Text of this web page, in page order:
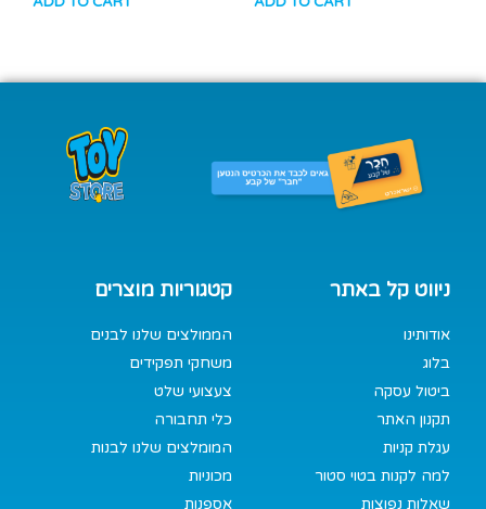
קטגוריות מוצרים
הממולצים שלנו לבנים
משחקי תפקידים
צעצועי שלט
כלי תחבורה
המומלצים שלנו לבנות
מכוניות
אספנות
ניווט קל באתר
אודותינו
בלוג
ביטול עסקה
תקנון האתר
עגלת קניות
למה לקנות בטוי סטור
שאלות נפוצות